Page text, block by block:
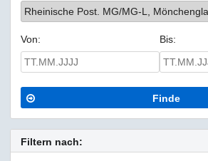
Von: Bis:
Finde
Filtern nach: